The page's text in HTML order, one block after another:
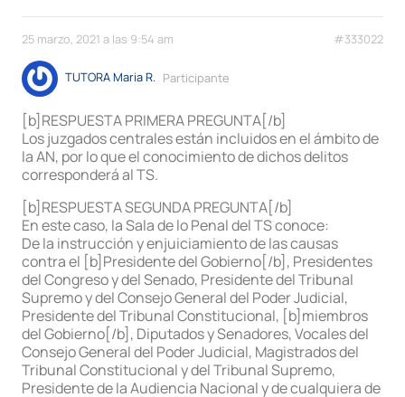
25 marzo, 2021 a las 9:54 am #333022
TUTORA Maria R. Participante
[b]RESPUESTA PRIMERA PREGUNTA[/b]
Los juzgados centrales están incluidos en el ámbito de
la AN, por lo que el conocimiento de dichos delitos
corresponderá al TS.
[b]RESPUESTA SEGUNDA PREGUNTA[/b]
En este caso, la Sala de lo Penal del TS conoce:
De la instrucción y enjuiciamiento de las causas
contra el [b]Presidente del Gobierno[/b], Presidentes
del Congreso y del Senado, Presidente del Tribunal
Supremo y del Consejo General del Poder Judicial,
Presidente del Tribunal Constitucional, [b]miembros
del Gobierno[/b], Diputados y Senadores, Vocales del
Consejo General del Poder Judicial, Magistrados del
Tribunal Constitucional y del Tribunal Supremo,
Presidente de la Audiencia Nacional y de cualquiera de